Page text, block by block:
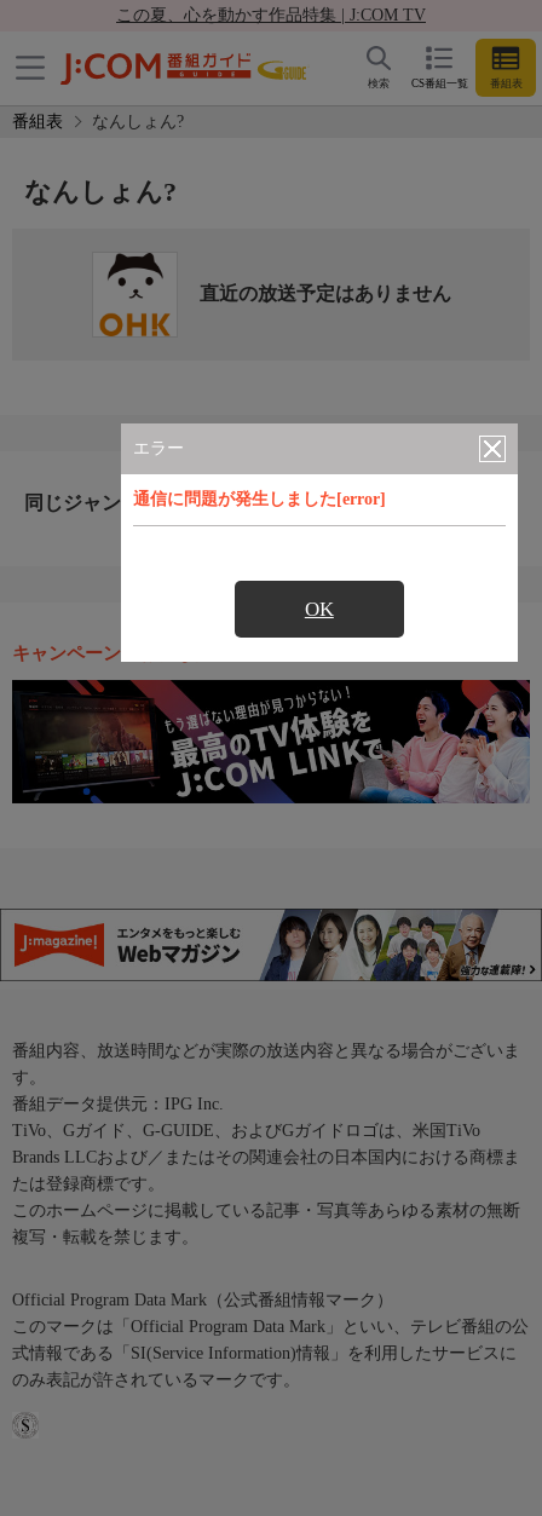
この夏、心を動かす作品特集 | J:COM TV
CS番組一覧 番組表
検索
番組表 なんしょん?
エラー
通信に問題が発生しました[error]
OK
なんしょん?
直近の放送予定はありません
同じジャンルのおすすめ番組
キャンペーン・お得な情報
番組内容、放送時間などが実際の放送内容と異なる場合がございま
す。
番組データ提供元：IPG Inc.
TiVo、Gガイド、G-GUIDE、およびGガイドロゴは、米国TiVo
Brands LLCおよび／またはその関連会社の日本国内における商標ま
たは登録商標です。
このホームページに掲載している記事・写真等あらゆる素材の無断
複写・転載を禁じます。
Official Program Data Mark（公式番組情報マーク）
このマークは「Official Program Data Mark」といい、テレビ番組の公
式情報である「SI(Service Information)情報」を利用したサービスに
のみ表記が許されているマークです。